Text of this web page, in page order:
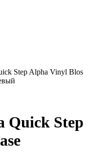
Step Alpha Vinyl Blos
Quick Step